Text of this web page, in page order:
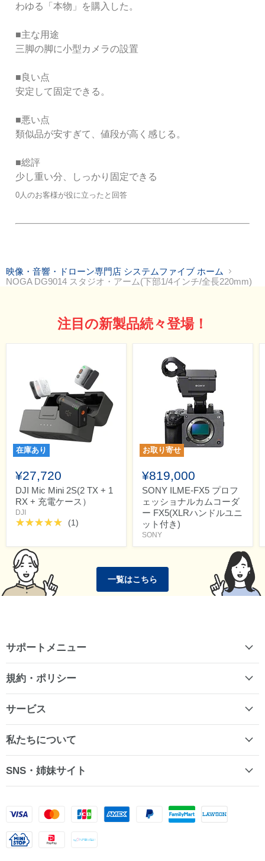
わゆる「本物」を購入した。
■主な用途
三脚の脚に小型カメラの設置
■良い点
安定して固定できる。
■悪い点
類似品が安すぎて、値段が高く感じる。
■総評
0人のお客様が役に立ったと回答
映像・音響・ドローン専門店 システムファイブ ホーム
NOGA DG9014 スタジオ・アーム(下部1/4インチ/全長220mm)
注目の新製品続々登場！
在庫あり
¥27,720
DJI Mic Mini 2S(2 TX + 1
RX + 充電ケース）
DJI
(1)
お取り寄せ
¥819,000
SONY ILME-FX5 プロフ
ェッショナルカムコーダ
ー FX5(XLRハンドルユニ
ット付き)
SONY
一覧はこちら
サポートメニュー
規約・ポリシー
サービス
私たちについて
SNS・姉妹サイト